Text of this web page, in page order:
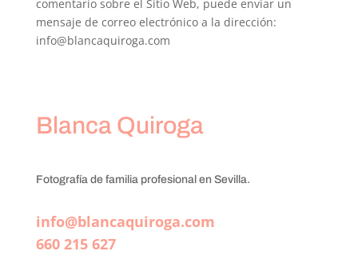
comentario sobre el Sitio Web, puede enviar un
mensaje de correo electrónico a la dirección:
info@blancaquiroga.com
Blanca Quiroga
Fotografía de familia profesional en Sevilla.
info@blancaquiroga.com
660 215 627